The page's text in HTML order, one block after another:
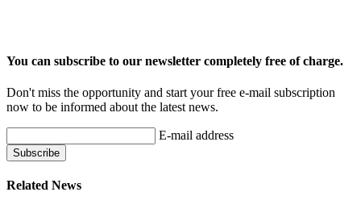
You can subscribe to our newsletter completely free of charge.
Don't miss the opportunity and start your free e-mail subscription
now to be informed about the latest news.
E-mail address
Related News